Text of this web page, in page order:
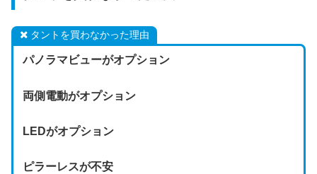
タントを買わなかった理由
パノラマビューがオプション
両側電動がオプション
LEDがオプション
ピラーレスが不安